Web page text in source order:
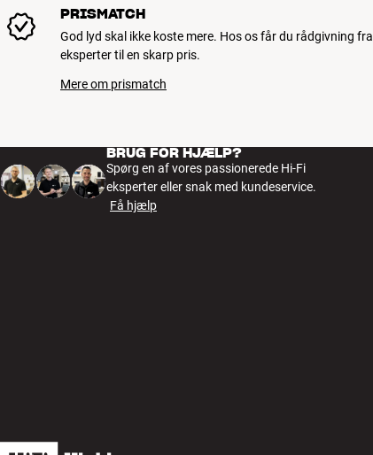
PRISMATCH
God lyd skal ikke koste mere. Hos os får du rådgivning fra
eksperter til en skarp pris.
Mere om prismatch
BRUG FOR HJÆLP?
Spørg en af vores passionerede Hi-Fi
eksperter eller snak med kundeservice.
Få hjælp